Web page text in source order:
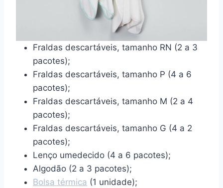
Fraldas descartáveis, tamanho RN (2 a 3
pacotes);
Fraldas descartáveis, tamanho P (4 a 6
pacotes);
Fraldas descartáveis, tamanho M (2 a 4
pacotes);
Fraldas descartáveis, tamanho G (4 a 2
pacotes);
Lenço umedecido (4 a 6 pacotes);
Algodão (2 a 3 pacotes);
Bolsa térmica (1 unidade);